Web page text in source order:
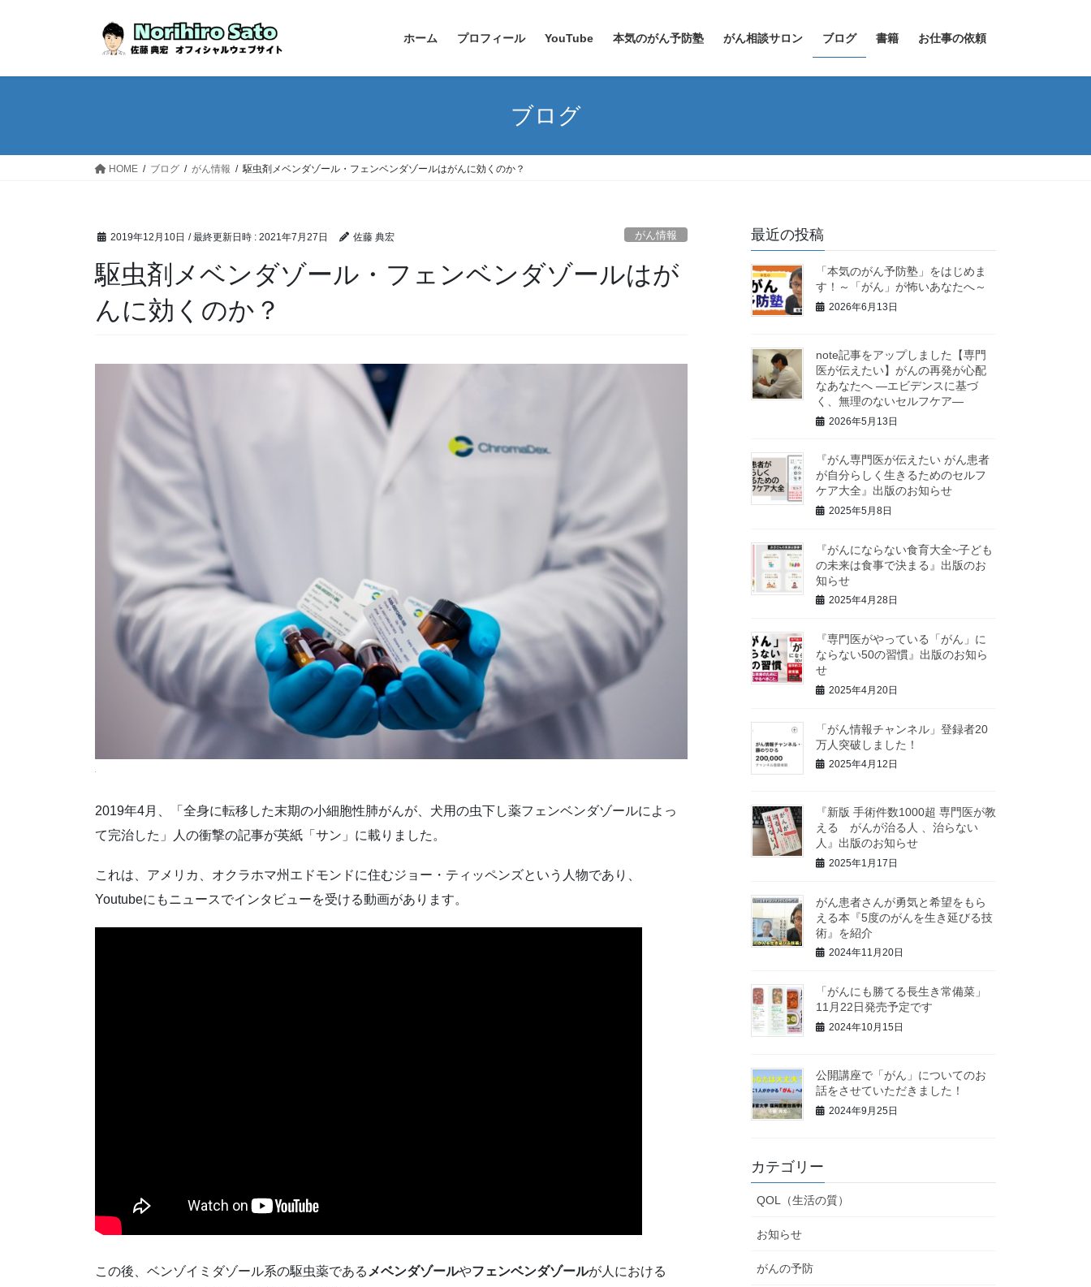
ホーム プロフィール YouTube 本気のがん予防塾 がん相談サロン ブログ 書籍 お仕事の依頼
ブログ
HOME ブログ がん情報 駆虫剤メベンダゾール・フェンベンダゾールはがんに効くのか？
2019年12月10日 / 最終更新日時 : 2021年7月27日 佐藤 典宏 がん情報
駆虫剤メベンダゾール・フェンベンダゾールはが
んに効くのか？
2019年4月、「全身に転移した末期の小細胞性肺がんが、犬用の虫下し薬フェンベンダゾールによっ
て完治した」人の衝撃の記事が英紙「サン」に載りました。
これは、アメリカ、オクラホマ州エドモンドに住むジョー・ティッペンズという人物であり、
Youtubeにもニュースでインタビューを受ける動画があります。
この後、ベンゾイミダゾール系の駆虫薬である メベンダゾールやフェンベンダゾールが人における
最近の投稿
「本気のがん予防塾」をはじめま
す！～「がん」が怖いあなたへ～
2026年6月13日
note記事をアップしました【専門
医が伝えたい】がんの再発が心配
なあなたへ ―エビデンスに基づ
く、無理のないセルフケア―
2026年5月13日
『がん専門医が伝えたい がん患者
が自分らしく生きるためのセルフ
ケア大全』出版のお知らせ
2025年5月8日
『がんにならない食育大全~子ども
の未来は食事で決まる』出版のお
知らせ
2025年4月28日
『専門医がやっている「がん」に
ならない50の習慣』出版のお知ら
せ
2025年4月20日
「がん情報チャンネル」登録者20
万人突破しました！
2025年4月12日
『新版 手術件数1000超 専門医が教
える がんが治る人 、治らない
人』出版のお知らせ
2025年1月17日
がん患者さんが勇気と希望をもら
える本『5度のがんを生き延びる技
術』を紹介
2024年11月20日
「がんにも勝てる長生き常備菜」
11月22日発売予定です
2024年10月15日
公開講座で「がん」についてのお
話をさせていただきました！
2024年9月25日
カテゴリー
QOL（生活の質）
お知らせ
がんの予防